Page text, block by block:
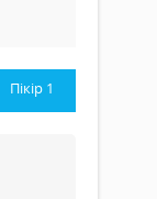
Пікір 1